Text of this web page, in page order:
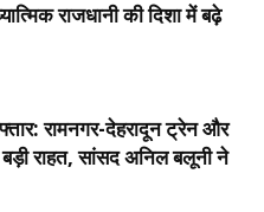
राजधानी की दिशा में बढ़े
रामनगर-देहरादून ट्रेन और
बड़ी राहत, सांसद अनिल बलूनी ने